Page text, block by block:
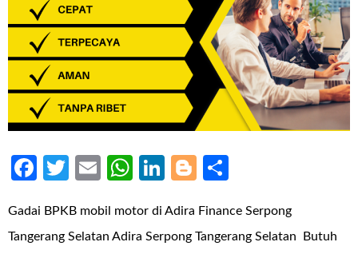
Facebook
Twitter
EmailWhatsApp
LinkedIn
Blogger
Gadai BPKB mobil motor di Adira Finance Serpong
Tangerang Selatan Adira Serpong Tangerang Selatan Butuh